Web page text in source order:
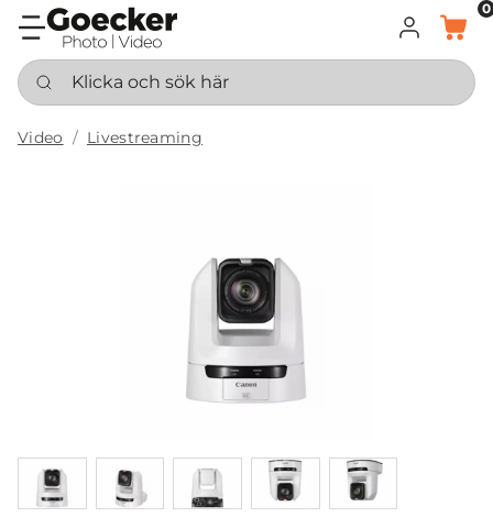
LOGGA IN
KORG
0
Klicka och sök här
Video Livestreaming